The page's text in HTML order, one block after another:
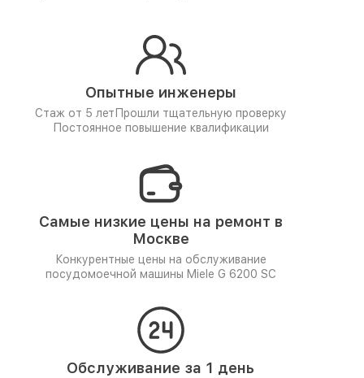
Опытные инженеры
Стаж от 5 лет Прошли тщательную проверку
Постоянное повышение квалификации
Самые низкие цены на ремонт в
Москве
Конкурентные цены на обслуживание
посудомоечной машины Miele G 6200 SC
Обслуживание за 1 день